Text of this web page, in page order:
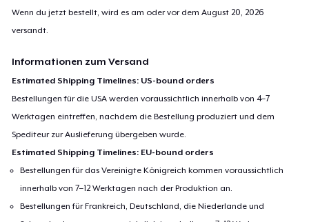
Wenn du jetzt bestellt, wird es am oder vor demAugust 20, 2026
versandt.
Informationen zum Versand
Estimated Shipping Timelines: US-bound orders
Bestellungen für die USA werden voraussichtlich innerhalb von 4–7
Werktagen eintreffen, nachdem die Bestellung produziert und dem
Spediteur zur Auslieferung übergeben wurde.
Estimated Shipping Timelines: EU-bound orders
Bestellungen für das Vereinigte Königreich kommen voraussichtlich
innerhalb von 7–12 Werktagen nach der Produktion an.
Bestellungen für Frankreich, Deutschland, die Niederlande und